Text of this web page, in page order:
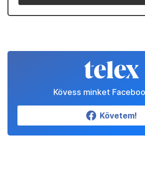
Kövess minket
Követem!